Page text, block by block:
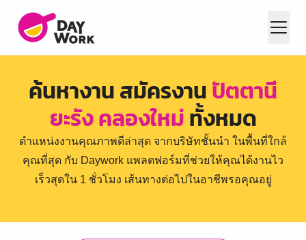
ค้นหางาน สมัครงานปัตตานี
ยะรัง คลองใหม่ทั้งหมด
ตำแหน่งงานคุณภาพดีล่าสุด จากบริษัทชั้นนำ ในพื้นที่ใกล้
คุณที่สุด กับ Daywork แพลตฟอร์มที่ช่วยให้คุณได้งานไว
เร็วสุดใน 1 ชั่วโมง เส้นทางต่อไปในอาชีพรอคุณอยู่